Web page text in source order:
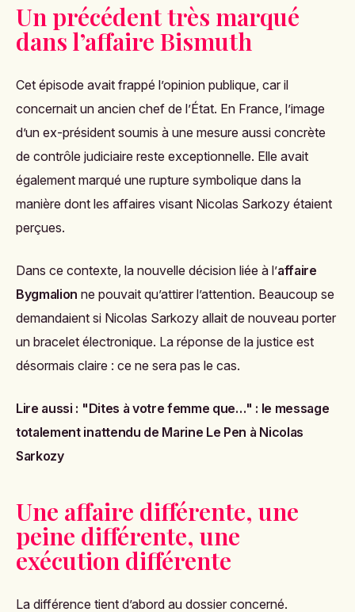
Un précédent très marqué
dans l’affaire Bismuth
Cet épisode avait frappé l’opinion publique, car il
concernait un ancien chef de l’État. En France, l’image
d’un ex-président soumis à une mesure aussi concrète
de contrôle judiciaire reste exceptionnelle. Elle avait
également marqué une rupture symbolique dans la
manière dont les affaires visant Nicolas Sarkozy étaient
perçues.
Dans ce contexte, la nouvelle décision liée à l’affaire
Bygmalion ne pouvait qu’attirer l’attention. Beaucoup se
demandaient si Nicolas Sarkozy allait de nouveau porter
un bracelet électronique. La réponse de la justice est
désormais claire : ce ne sera pas le cas.
Lire aussi : "Dites à votre femme que…" : le message
totalement inattendu de Marine Le Pen à Nicolas
Sarkozy
Une affaire différente, une
peine différente, une
exécution différente
La différence tient d’abord au dossier concerné.